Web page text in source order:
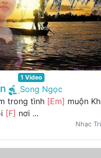
1 Video
Song Ngọc
trong tình [Em] muộn
[F] nơi ...
Nhạc